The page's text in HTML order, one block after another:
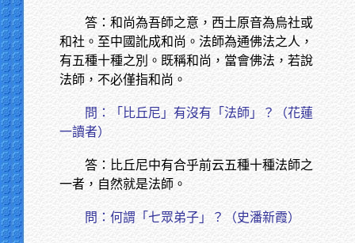
答：和尚為吾師之意，西土原音為烏社或
和社。至中國訛成和尚。法師為通佛法之人，
有五種十種之別。既稱和尚，當會佛法，若說
法師，不必僅指和尚。
問：「比丘尼」有沒有「法師」？（花蓮
一讀者）
答：比丘尼中有合乎前云五種十種法師之
一者，自然就是法師。
問：何謂「七眾弟子」？（史潘新霞）